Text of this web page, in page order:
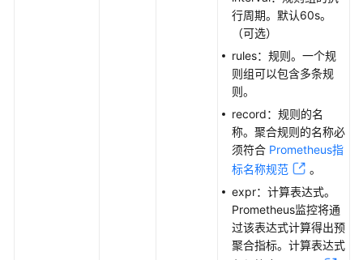
行周期。默认60s。
（可选）
rules：规则。一个规
则组可以包含多条规
则。
record：规则的名
称。聚合规则的名称必
须符合 Prometheus指
标名称规范
。
expr：计算表达式。
Prometheus监控将通
过该表达式计算得出预
聚合指标。计算表达式